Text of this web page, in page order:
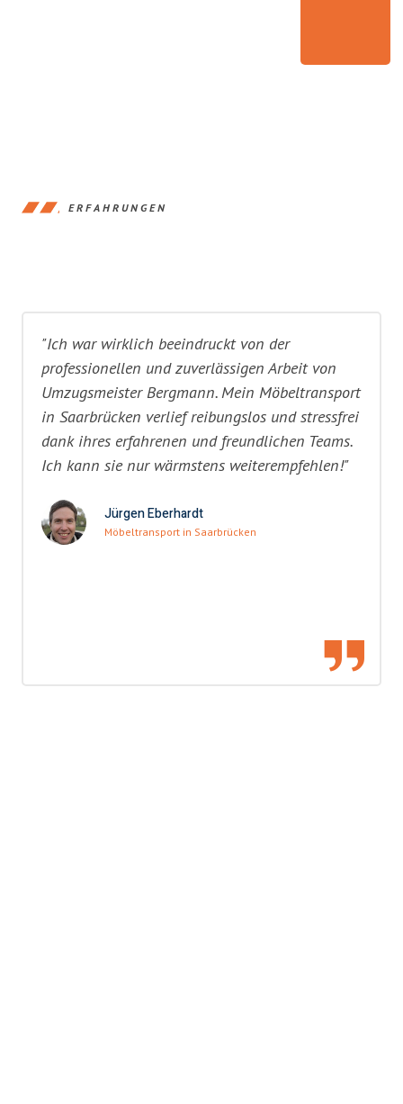
ERFAHRUNGEN
"Ich war wirklich beeindruckt von der
professionellen und zuverlässigen Arbeit von
Umzugsmeister Bergmann. Mein Möbeltransport
in Saarbrücken verlief reibungslos und stressfrei
dank ihres erfahrenen und freundlichen Teams.
Ich kann sie nur wärmstens weiterempfehlen!"
Jürgen Eberhardt
Möbeltransport in Saarbrücken